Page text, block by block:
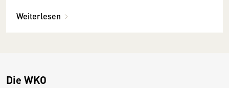
Weiterlesen
Die WKO